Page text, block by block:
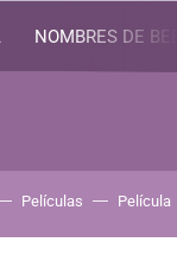
NOMBRES DE
Películas Película